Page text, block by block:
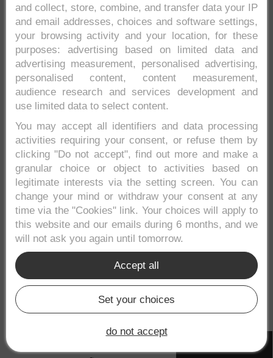
Nombre*
Correo electrónico*
Responsable: Viajar a Colombia.
Finalidad: moderar y responder a los
comentarios.
Legitimación: tu consentimiento.
and collect, store, combine, and transfer data your IP
and email addresses, choices and software settings,
your browsing activity and your location, for these
purposes: advertising based on limited data and
advertising measurement, personalised advertising,
personalised content, content measurement,
audience research and services development and
use limited data to select content.
You may accept all identifiers and data processing
activities requiring your consent, or refuse them by
clicking "Do not accept", find out more and make a
granular choice or object to activities based on
legitimate interests via the setting screen. You can
change your mind or withdraw your consent at any
time via the "Cookies" link. Your choices will apply to
this website and our emails during 6 months, and we
will not ask you again until tomorrow.
Accept all
Set your choices
do not accept